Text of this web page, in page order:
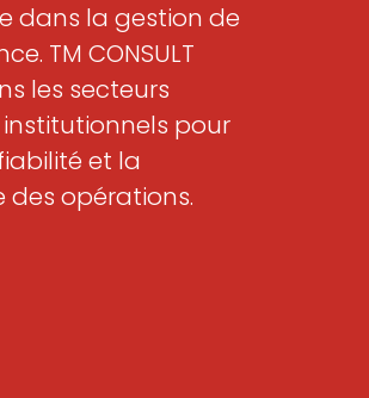
dans la gestion de
TM CONSULT
les secteurs
pour
et la
opérations.